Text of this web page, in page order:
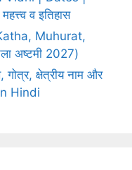
व इतिहास
Muhurat,
अष्टमी 2027)
गोत्र, क्षेत्रीय नाम और
Hindi